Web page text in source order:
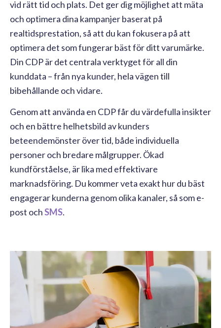
vid rätt tid och plats. Det ger dig möjlighet att mäta
och optimera dina kampanjer baserat på
realtidsprestation, så att du kan fokusera på att
optimera det som fungerar bäst för ditt varumärke.
Din CDP är det centrala verktyget för all din
kunddata – från nya kunder, hela vägen till
bibehållande och vidare.
Genom att använda en CDP får du värdefulla insikter
och en bättre helhetsbild av kunders
beteendemönster över tid, både individuella
personer och bredare målgrupper. Ökad
kundförståelse, är lika med effektivare
marknadsföring. Du kommer veta exakt hur du bäst
engagerar kunderna genom olika kanaler, så som e-
post ochSMS.